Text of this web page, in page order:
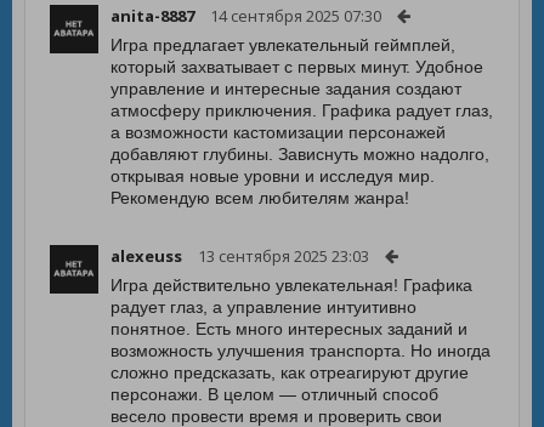
anita-8887 14 сентября 2025 07:30
Игра предлагает увлекательный геймплей,
который захватывает с первых минут. Удобное
управление и интересные задания создают
атмосферу приключения. Графика радует глаз,
а возможности кастомизации персонажей
добавляют глубины. Зависнуть можно надолго,
открывая новые уровни и исследуя мир.
Рекомендую всем любителям жанра!
alexeuss 13 сентября 2025 23:03
Игра действительно увлекательная! Графика
радует глаз, а управление интуитивно
понятное. Есть много интересных заданий и
возможность улучшения транспорта. Но иногда
сложно предсказать, как отреагируют другие
персонажи. В целом — отличный способ
весело провести время и проверить свои